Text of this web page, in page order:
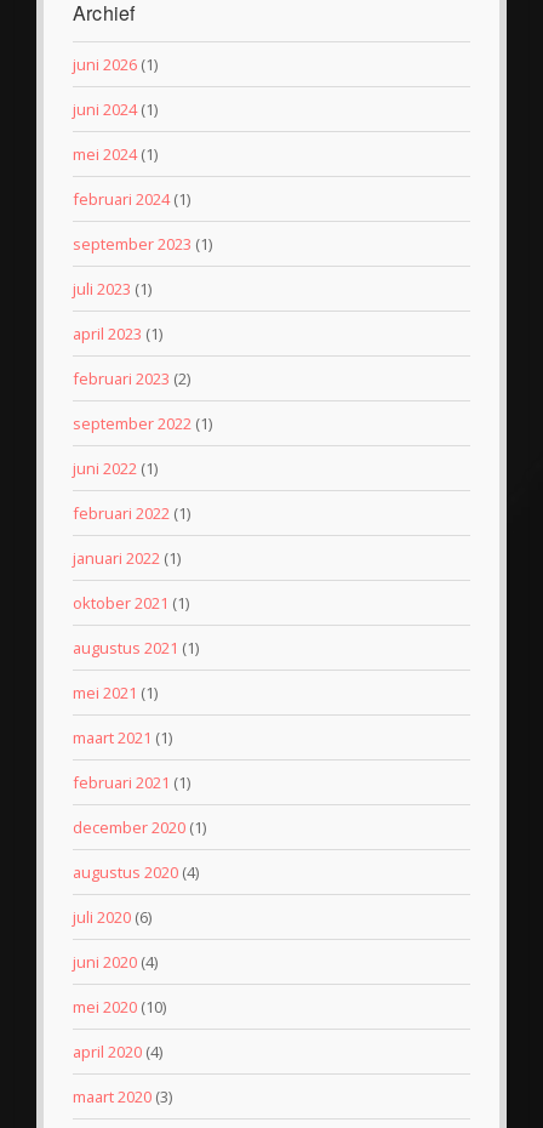
Archief
juni 2026 (1)
juni 2024(1)
mei 2024(1)
februari 2024(1)
september 2023 (1)
juli 2023 (1)
april 2023 (1)
februari 2023 (2)
september 2022 (1)
juni 2022 (1)
februari 2022 (1)
januari 2022 (1)
oktober 2021 (1)
augustus 2021 (1)
mei 2021 (1)
maart 2021 (1)
februari 2021 (1)
december 2020 (1)
augustus 2020 (4)
juli 2020 (6)
juni 2020 (4)
mei 2020 (10)
april 2020 (4)
maart 2020 (3)